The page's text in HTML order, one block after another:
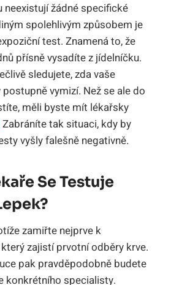
neexistují žádné specifické
spolehlivým způsobem je
test. Znamená to, že
přísně vysadíte z jídelníčku.
sledujete, zda vaše
vymizí. Než se ale do
měli byste mít lékařsky
Zabráníte tak situaci, kdy by
vyšly falešně negativně.
Se Testuje
zamiřte nejprve k
zajistí prvotní odběry krve.
pak pravděpodobně budete
konkrétního specialisty.